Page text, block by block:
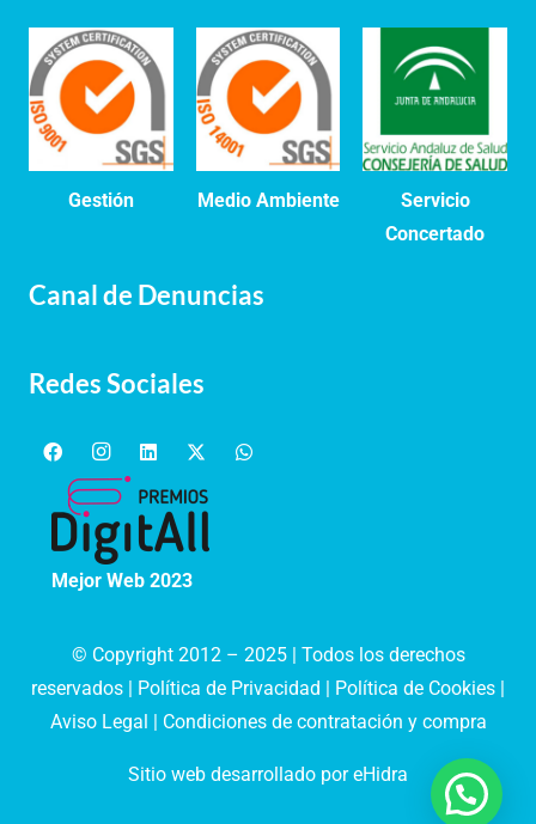
Gestión Medio Ambiente
Servicio
Concertado
Canal de Denuncias
Redes Sociales
Mejor Web 2023
© Copyright 2012 – 2025 | Todos los derechos
reservados |
Política de Privacidad Política de Cookies
Aviso Legal
Condiciones de contratación y compra
Sitio web desarrollado por eHidra